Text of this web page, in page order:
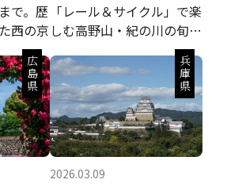
で。歴
西の京
「レール＆サイクル」で楽
しむ高野山・紀の川の旬の
広島県
2026.03.09
兵庫県